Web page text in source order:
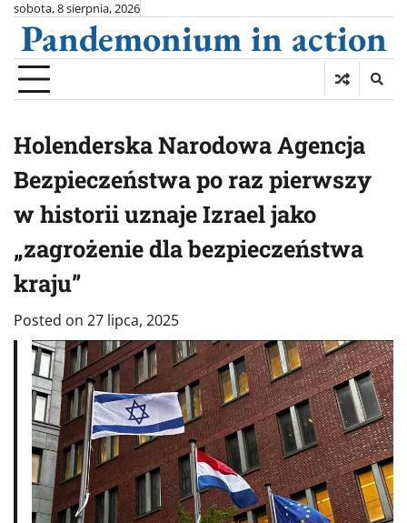
Skip
content
sobota, 8 sierpnia, 2026
Pandemonium in action
Holenderska Narodowa Agencja
Bezpieczeństwa po raz pierwszy
w historii uznaje Izrael jako
„zagrożenie dla bezpieczeństwa
kraju”
Posted on 27 lipca, 2025